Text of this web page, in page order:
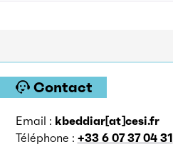
Contact
Email : kbeddiar[at]cesi.fr
Téléphone : +33 6 07 37 04 31